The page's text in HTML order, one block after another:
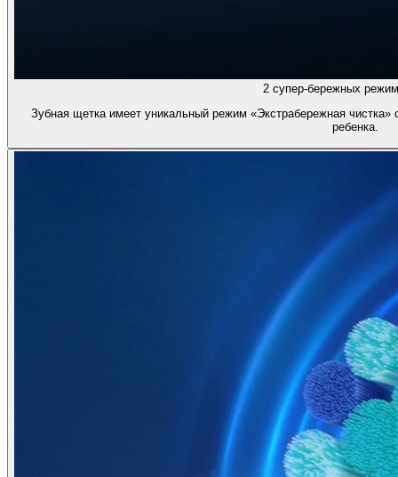
2 супер-бережных
Зубная щетка имеет уникальный режим «Экстрабережная чистка»
ребенка.